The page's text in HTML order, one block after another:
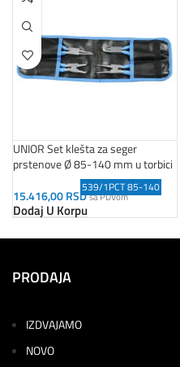
UNIOR Set klešta za seger
prstenove Ø 85-140 mm u torbici
15.416,00RSDsa PDVom
Dodaj U Korpu
539/1PCT 85-140
PRODAJA
IZDVAJAMO
NOVO